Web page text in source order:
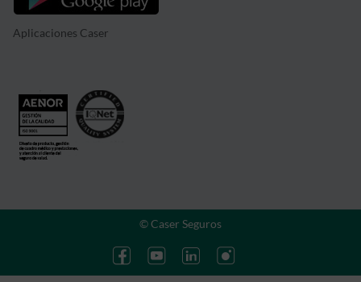
Aplicaciones Caser
© Caser Seguros